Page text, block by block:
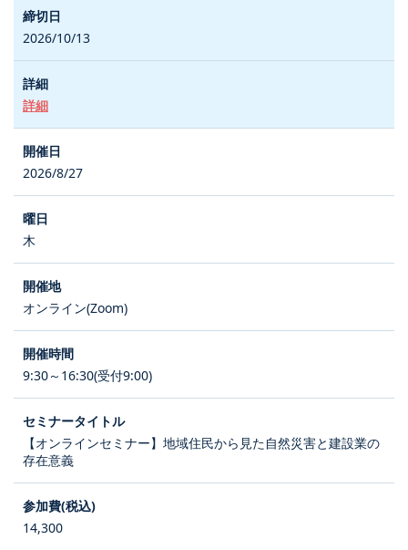
2026/10/13
詳細
2026/8/27
木
オンライン(Zoom)
9:30～16:30(受付9:00)
【オンラインセミナー】地域住民から見た自然災害と建設業の
存在意義
14,300